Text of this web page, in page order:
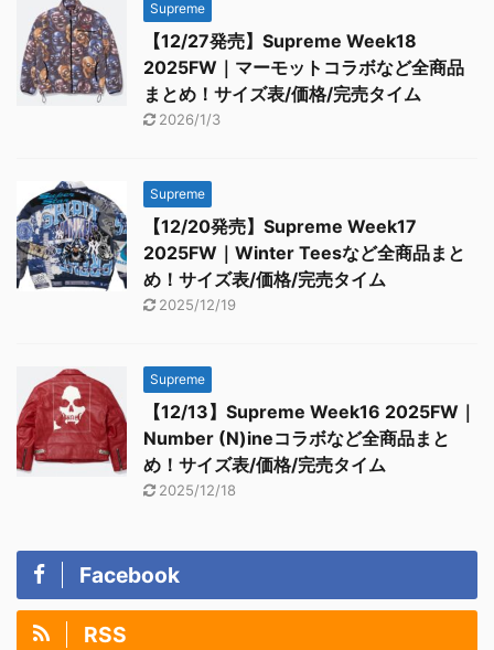
Supreme
【12/27発売】Supreme Week18
2025FW｜マーモットコラボなど全商品
まとめ！サイズ表/価格/完売タイム
2026/1/3
Supreme
【12/20発売】Supreme Week17
2025FW｜Winter Teesなど全商品まと
め！サイズ表/価格/完売タイム
2025/12/19
Supreme
【12/13】Supreme Week16 2025FW｜
Number (N)ineコラボなど全商品まと
め！サイズ表/価格/完売タイム
2025/12/18
Facebook
RSS